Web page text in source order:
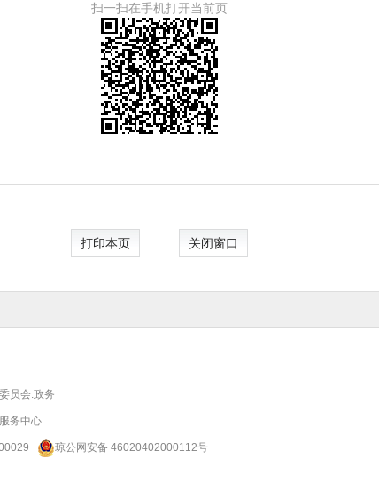
扫一扫在手机打开当前页
打印本页 关闭窗口
员会.政务
务中心
琼公网安备 46020402000112号